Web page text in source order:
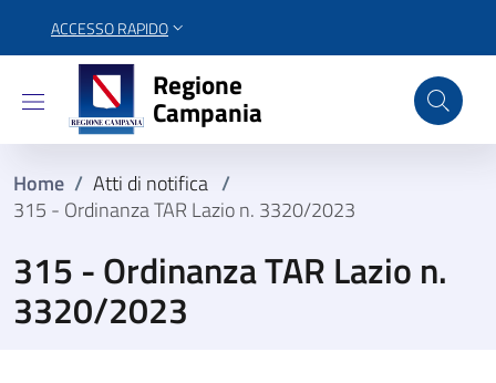
ACCESSO RAPIDO
Regione Campania
Regione
Campania
Home / Atti di notifica /
315 - Ordinanza TAR Lazio n. 3320/2023
315 - Ordinanza TAR Lazio n.
3320/2023